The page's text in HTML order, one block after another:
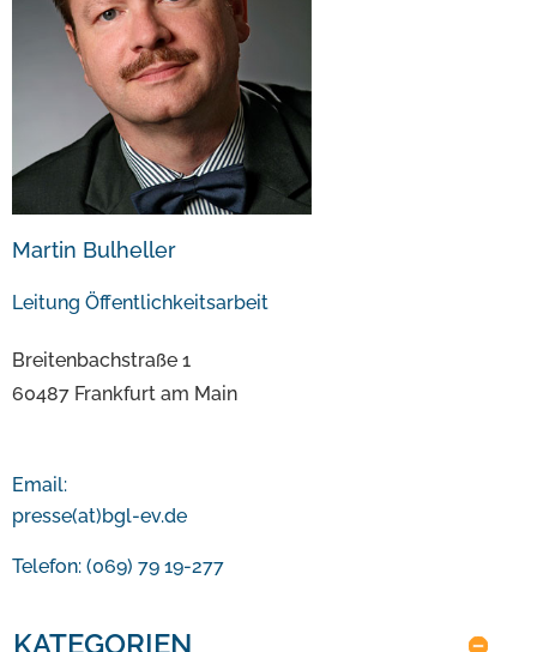
Martin Bulheller
Leitung Öffentlichkeitsarbeit
Breitenbachstraße 1
60487 Frankfurt am Main
Email:
presse(at)bgl-ev.de
Telefon: (069) 79 19-277
KATEGORIEN